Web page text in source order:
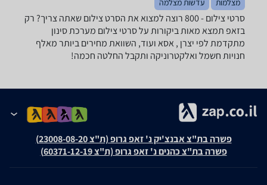
מצלמות עדשות מצלמה
סרטי צילום - ‏800 רוצה למצוא את הסרט צילום שאתה צריך? רק
בזאפ תמצא מאות ביקורות על סרטי צילום מערכת סינון
מתקדמת לפי יצרן , אסא ועוד, השוואת מחירים ביותר מאלף
חנויות חשמל ואלקטרוניקה ותקבל החלטה חכמה!
פשרה בת"צ אבנצ'יק נ' זאפ גרופ (ת"צ 23008-08-20)
פשרה בת"צ כהנים נ' זאפ גרופ (ת"צ 60371-12-19)